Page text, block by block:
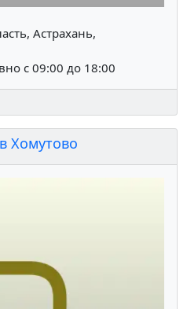
Астрахань,
с 09:00 до 18:00
Хомутово